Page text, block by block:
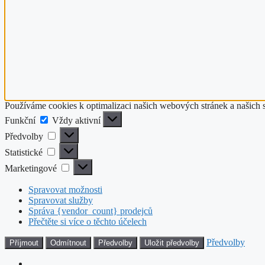
Používáme cookies k optimalizaci našich webových stránek a našich
Funkční
Funkční
Vždy aktivní
Předvolby
Předvolby
Statistické Statistické
Marketingové Marketingové
Spravovat možnosti
Spravovat služby
Správa {vendor_count} prodejců
Přečtěte si více o těchto účelech
Příjmout Odmítnout Předvolby Uložit předvolby Předvolby